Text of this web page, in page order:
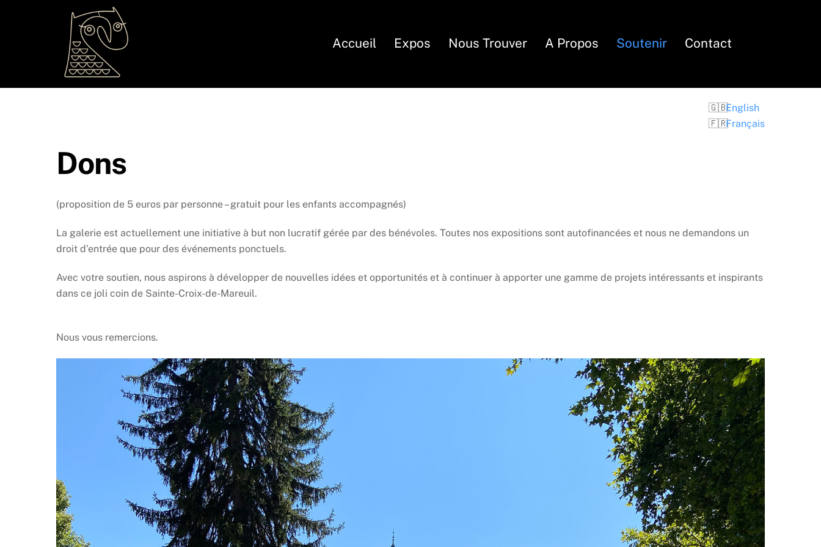
Accueil Expos Nous Trouver A Propos Soutenir Contact
English
Français
Dons
(proposition de 5 euros par personne – gratuit pour les enfants accompagnés)
La galerie est actuellement une initiative à but non lucratif gérée par des bénévoles. Toutes nos expositions sont autofinancées et nous ne demandons un
droit d’entrée que pour des événements ponctuels.
Avec votre soutien, nous aspirons à développer de nouvelles idées et opportunités et à continuer à apporter une gamme de projets intéressants et inspirants
dans ce joli coin de Sainte-Croix-de-Mareuil.
Nous vous remercions.